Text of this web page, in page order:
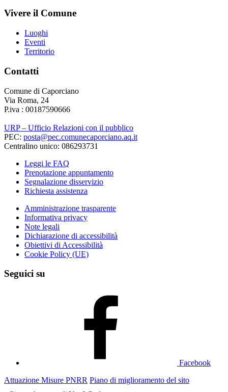
Vivere il Comune
Luoghi
Eventi
Territorio
Contatti
Comune di Caporciano
Via Roma, 24
P.iva : 00187590666
URP – Ufficio Relazioni con il pubblico
PEC: posta@pec.comunecaporciano.aq.it
Centralino unico: 086293731
Leggi le FAQ
Prenotazione appuntamento
Segnalazione disservizio
Richiesta assistenza
Amministrazione trasparente
Informativa privacy
Note legali
Dichiarazione di accessibilità
Obiettivi di Accessibilità
Cookie Policy (UE)
Seguici su
Facebook
Attuazione Misure PNRR Piano di miglioramento del sito